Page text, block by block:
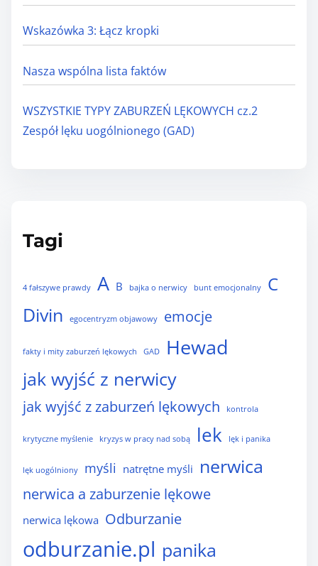
Wskazówka 3: Łącz kropki
Nasza wspólna lista faktów
WSZYSTKIE TYPY ZABURZEŃ LĘKOWYCH cz.2
Zespół lęku uogólnionego (GAD)
Tagi
4 fałszywe prawdy A B bajka o nerwicy bunt emocjonalny C
Divin egocentryzm objawowy emocje
fakty i mity zaburzeń lękowych GAD Hewad
jak wyjść z nerwicy
jak wyjść z zaburzeń lękowych kontrola
krytyczne myślenie kryzys w pracy nad sobą lek lęk i panika
lęk uogólniony myśli natrętne myśli nerwica
nerwica a zaburzenie lękowe
nerwica lękowa Odburzanie
odburzanie.pl panika